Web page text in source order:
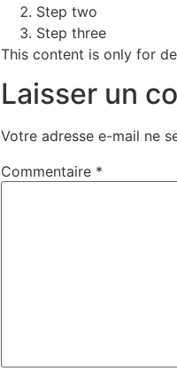
Step two
Step three
This content is only for
Laisser un
Votre adresse e-mail ne
Commentaire *